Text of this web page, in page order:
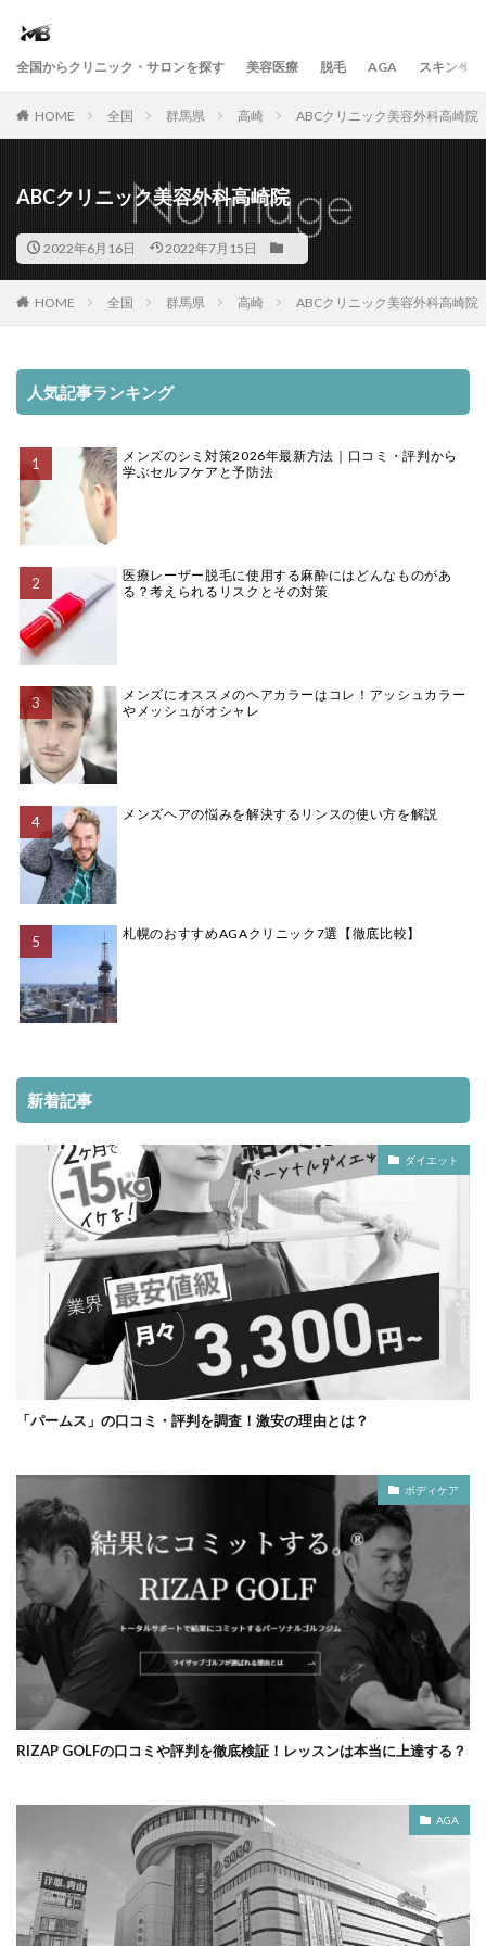
全国からクリニック・サロンを探す 美容医療 脱毛 AGA スキンケア
HOME 全国 群馬県 高崎 ABCクリニック美容外科高崎院
ABCクリニック美容外科高崎院
2022年6月16日 2022年7月15日
HOME 全国 群馬県 高崎 ABCクリニック美容外科高崎院
人気記事ランキング
メンズのシミ対策2026年最新方法｜口コミ・評判から
学ぶセルフケアと予防法
医療レーザー脱毛に使用する麻酔にはどんなものがあ
る？考えられるリスクとその対策
メンズにオススメのヘアカラーはコレ！アッシュカラー
やメッシュがオシャレ
メンズヘアの悩みを解決するリンスの使い方を解説
札幌のおすすめAGAクリニック7選【徹底比較】
新着記事
ダイエット
「パームス」の口コミ・評判を調査！激安の理由とは？
ボディケア
RIZAP GOLFの口コミや評判を徹底検証！レッスンは本当に上達する？
AGA